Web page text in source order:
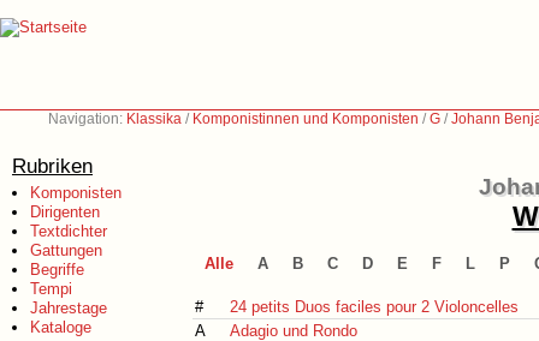
Navigation: Klassika / Komponistinnen und Komponisten /G /Johann
Rubriken
Komponisten
Dirigenten
Textdichter
Gattungen
Begriffe
Tempi
Jahrestage
Kataloge
Alle A B C D E F L P
#
24 petits Duos faciles pour 2 Violoncelles
A
Adagio und Rondo